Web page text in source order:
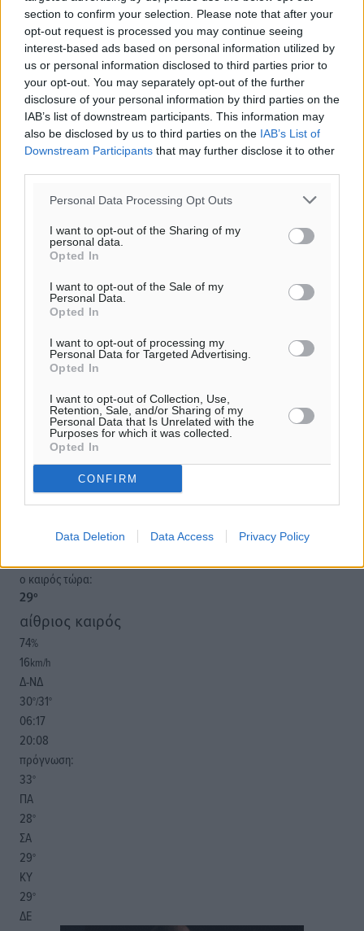
section to confirm your selection. Please note that after your
opt-out request is processed you may continue seeing
interest-based ads based on personal information utilized by
us or personal information disclosed to third parties prior to
your opt-out. You may separately opt-out of the further
disclosure of your personal information by third parties on the
IAB’s list of downstream participants. This information may
also be disclosed by us to third parties on the IAB’s List of
Downstream Participants that may further disclose it to other
Personal Data Processing Opt Outs
I want to opt-out of the Sharing of my
personal data.
Opted In
I want to opt-out of the Sale of my
Personal Data.
Opted In
I want to opt-out of processing my
Personal Data for Targeted Advertising.
Opted In
I want to opt-out of Collection, Use,
Retention, Sale, and/or Sharing of my
Personal Data that Is Unrelated with the
Purposes for which it was collected.
Opted In
CONFIRM
Data Deletion Data Access Privacy Policy
Φύλαξε τα στοιχεία μου για την επόμενη φορά.
Υπενθύμιση:
Για την μερική αναπαραγωγή της είδησης από άλλες
ιστοσελίδες είναι απαραίτητη η χρήση του παρακάτω
παρεχόμενου συνδέσμου παραπομπής προς το άρθρο
της Δημοκρατικής.
o καιρός τώρα:
29°
αίθριος καιρός
74%
16km/h
Δ-ΝΔ
30°/31°
06:17
20:08
πρόγνωση:
33°
ΠΑ
28°
ΣΑ
29°
ΚΥ
29°
ΔΕ